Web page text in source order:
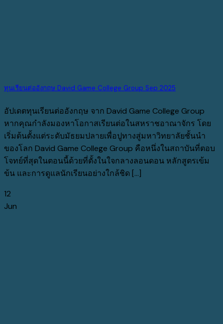
ทุนเรียนต่ออังกฤษ David Game College Group Sep 2025
อัปเดตทุนเรียนต่ออังกฤษ จาก David Game College Group
หากคุณกำลังมองหาโอกาสเรียนต่อในสหราชอาณาจักร โดย
เริ่มต้นตั้งแต่ระดับมัธยมปลายเพื่อปูทางสู่มหาวิทยาลัยชั้นนำ
ของโลก David Game College Group คือหนึ่งในสถาบันที่ตอบ
โจทย์ที่สุดในตอนนี้ด้วยที่ตั้งในใจกลางลอนดอน หลักสูตรเข้ม
ข้น และการดูแลนักเรียนอย่างใกล้ชิด [...]
12
Jun